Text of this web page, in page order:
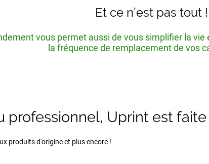
Et ce n’est pas tout !
vous permet aussi de vous simplifier la vie
la fréquence de remplacement de vos
professionnel, Uprint est faite
produits d'origine et plus encore !